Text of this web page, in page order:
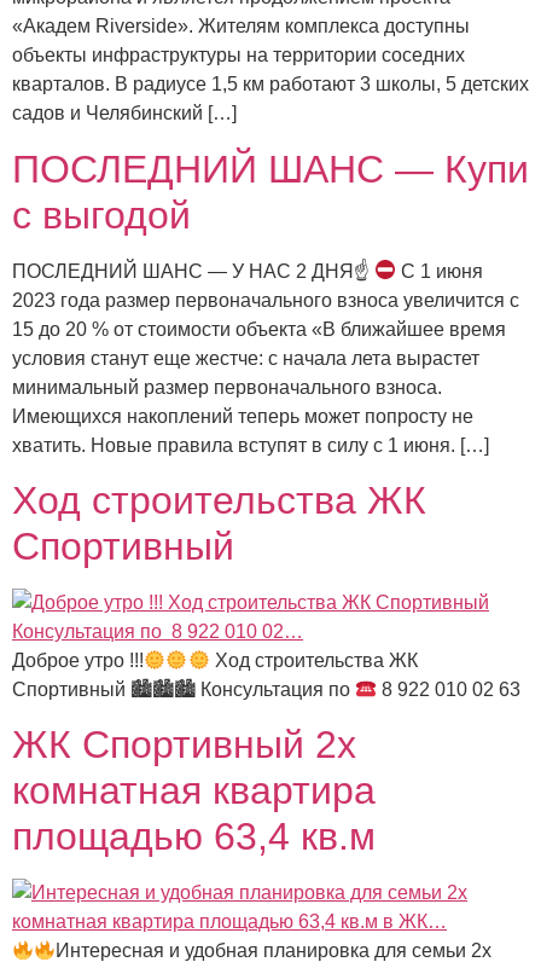
«Академ Riverside». Жителям комплекса доступны
объекты инфраструктуры на территории соседних
кварталов. В радиусе 1,5 км работают 3 школы, 5 детских
садов и Челябинский […]
ПОСЛЕДНИЙ ШАНС — Купи
с выгодой
ПОСЛЕДНИЙ ШАНС — У НАС 2 ДНЯ☝
С 1 июня
2023 года размер первоначального взноса увеличится с
15 до 20 % от стоимости объекта «В ближайшее время
условия станут еще жестче: с начала лета вырастет
минимальный размер первоначального взноса.
Имеющихся накоплений теперь может попросту не
хватить. Новые правила вступят в силу с 1 июня. […]
Ход строительства ЖК
Спортивный
Доброе утро !!!
Ход строительства ЖК
Спортивный 🏙🏙🏙 Консультация по
8 922 010 02 63
ЖК Спортивный 2х
комнатная квартира
площадью 63,4 кв.м
Интересная и удобная планировка для семьи 2х